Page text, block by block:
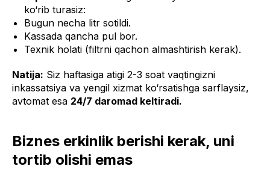
ko‘rib turasiz:
Bugun necha litr sotildi.
Kassada qancha pul bor.
Texnik holati (filtrni qachon almashtirish kerak).
Natija: Siz haftasiga atigi 2-3 soat vaqtingizni
inkassatsiya va yengil xizmat ko‘rsatishga sarflaysiz,
avtomat esa 24/7 daromad keltiradi.
Biznes erkinlik berishi kerak, uni
tortib olishi emas